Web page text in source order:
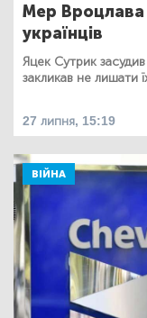
Мер Вроцлава
українців
Яцек Сутрик
закликав не лишати
27 липня, 15:19
ВІЙНА